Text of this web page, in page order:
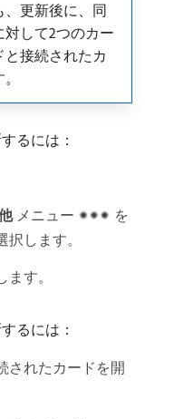
、更新後に、同
対して2つのカー
と接続されたカ
るには：
​メニュー
を
択します。
ます。
るには：
されたカードを開